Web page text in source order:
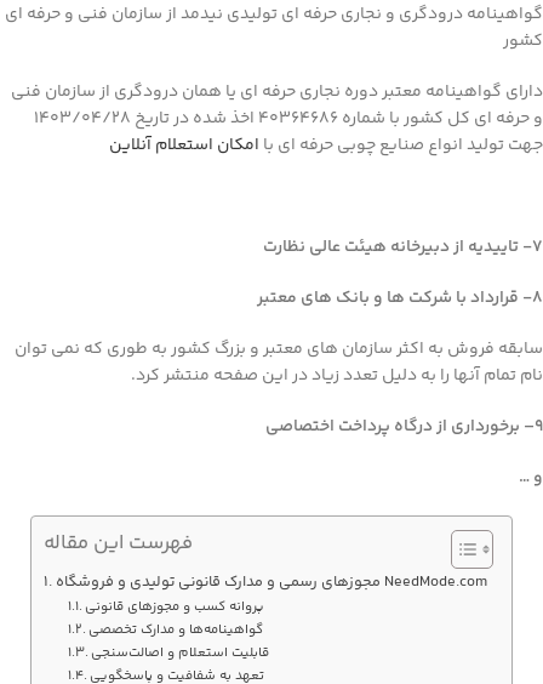
گواهینامه درودگری و نجاری حرفه ای تولیدی نیدمد از سازمان فنی و حرفه ای
کشور
دارای گواهینامه معتبر دوره نجاری حرفه ای یا همان درودگری از سازمان فنی
و حرفه ای کل کشور با شماره 40364686 اخذ شده در تاریخ 1403/04/28
جهت تولید انواع صنایع چوبی حرفه ای با امکان استعلام آنلاین
7- تاییدیه از
دبیرخانه هیئت عالی نظارت
8- قرارداد با شرکت ها و بانک های معتبر
سابقه فروش به اکثر سازمان های معتبر و بزرگ کشور به طوری که نمی توان
نام تمام آنها را به دلیل تعدد زیاد در این صفحه منتشر کرد.
9– برخورداری از درگاه پرداخت اختصاصی
و …
فهرست این مقاله
مجوزهای رسمی و مدارک قانونی تولیدی و فروشگاه NeedMode.com
پروانه کسب و مجوزهای قانونی
گواهینامه‌ها و مدارک تخصصی
قابلیت استعلام و اصالت‌سنجی
تعهد به شفافیت و پاسخگویی